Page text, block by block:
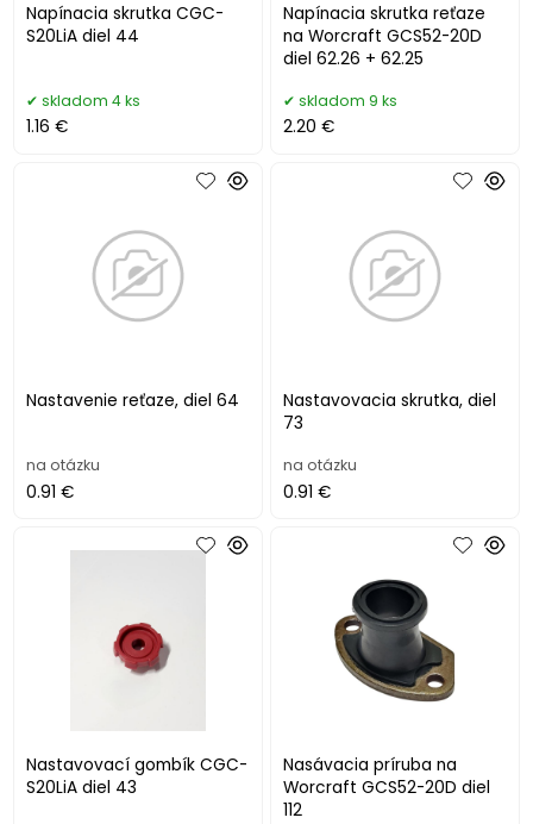
Napínacia skrutka CGC-
S20LiA diel 44
skladom 4 ks
1.16 €
Napínacia skrutka reťaze
na Worcraft GCS52-20D
diel 62.26 + 62.25
skladom 9 ks
2.20 €
Nastavenie reťaze, diel 64
na otázku
0.91 €
Nastavovacia skrutka, diel
73
na otázku
0.91 €
Nastavovací gombík CGC-
S20LiA diel 43
Nasávacia príruba na
Worcraft GCS52-20D diel
112